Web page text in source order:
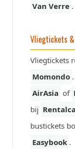
Van Verre .
Vliegtickets &
Vliegtickets
Momondo
AirAsia of
bij
bustickets
Easybook .